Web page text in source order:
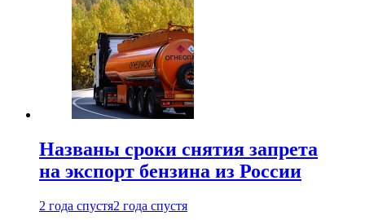
Названы сроки снятия запрета
на экспорт бензина из России
2 года спустя2 года спустя